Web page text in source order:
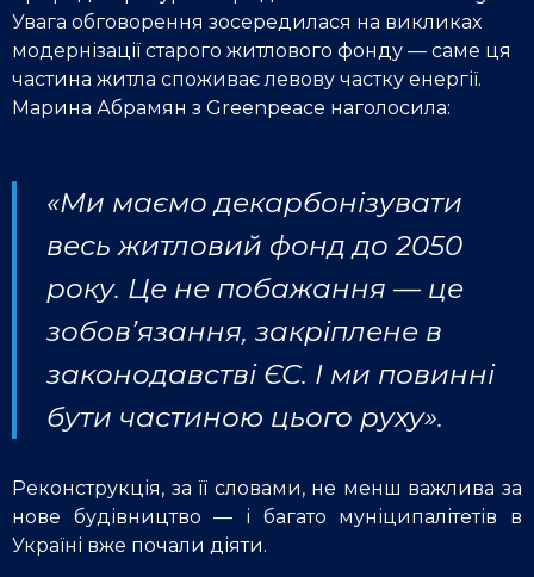
Увага обговорення зосередилася на викликах
модернізації старого житлового фонду — саме ця
частина житла споживає левову частку енергії.
Марина Абрамян з Greenpeace наголосила:
«Ми маємо декарбонізувати
весь житловий фонд до 2050
року. Це не побажання — це
зобов’язання, закріплене в
законодавстві ЄС. І ми повинні
бути частиною цього руху».
Реконструкція, за її словами, не менш важлива за
нове будівництво — і багато муніципалітетів в
Україні вже почали діяти.